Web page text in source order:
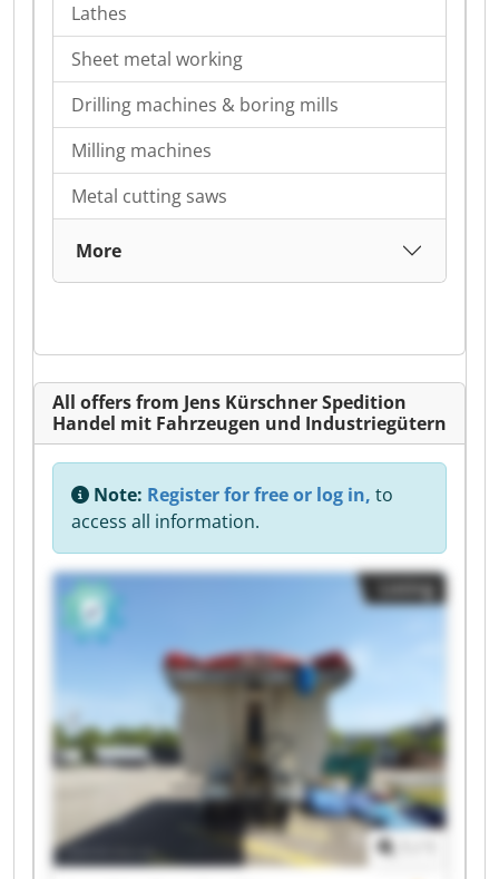
Lathes
Sheet metal working
Drilling machines & boring mills
Milling machines
Metal cutting saws
More
All offers from Jens Kürschner Spedition
Handel mit Fahrzeugen und Industriegütern
Note: Register for free or log in, to
access all information.
Listing